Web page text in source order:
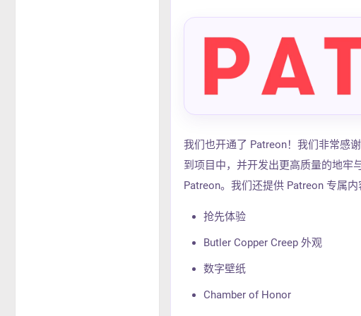
我们也开通了 Patreon！我们非常感
到项目中，并开发出更高质量的地牢
Patreon。我们还提供 Patreon 专属内
抢先体验
Butler Copper Creep 外观
数字壁纸
Chamber of Honor